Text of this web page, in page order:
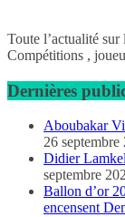
Toute l’actualité
Compétitions ,
Dernières
Aboubakar
26 septembre
Didier
septembre
Ballon d’or
encensent